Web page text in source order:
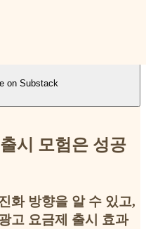
on Substack
시 모험은 성공
화 방향을 알 수 있고,
고 요금제 출시 효과